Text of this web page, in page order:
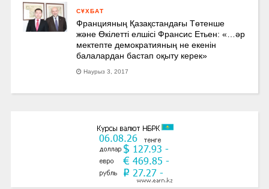
СҰХБАТ
Францияның Қазақстандағы Төтенше
және Өкілетті елшісі Франсис Етьен: «…әр
мектепте демократияның не екенін
балалардан бастап оқыту керек»
Наурыз 3, 2017